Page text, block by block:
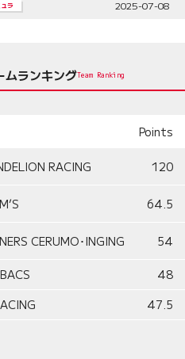
ラ 2025-07-08
ムランキングTeam Ranking
Points
RACING 120
64.5
CERUMO･INGING 54
48
47.5